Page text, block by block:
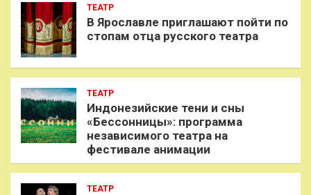
ТЕАТР
В Ярославле приглашают пойти по
стопам отца русского театра
ТЕАТР
Индонезийские тени и сны
«Бессонницы»: программа
независимого театра на
фестивале анимации
ТЕАТР